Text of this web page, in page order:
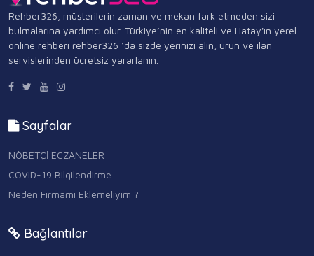
Rehber326, müşterilerin zaman ve mekan fark etmeden sizi
bulmalarına yardımcı olur. Türkiye’nin en kaliteli ve Hatay'ın yerel
online rehberi rehber326 ‘da sizde yerinizi alın, ürün ve ilan
servislerinden ücretsiz yararlanın.
Sayfalar
NÖBETÇİ ECZANELER
COVID-19 Bilgilendirme
Neden Firmamı Eklemeliyim ?
Bağlantılar